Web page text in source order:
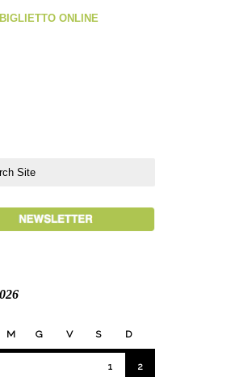
ONLINE
M G V S D
1 2